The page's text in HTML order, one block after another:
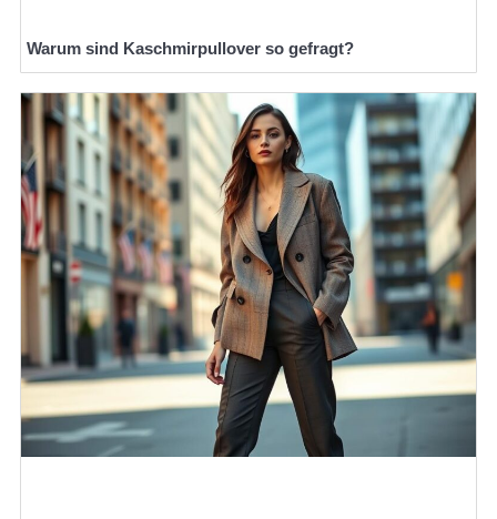
Warum sind Kaschmirpullover so gefragt?